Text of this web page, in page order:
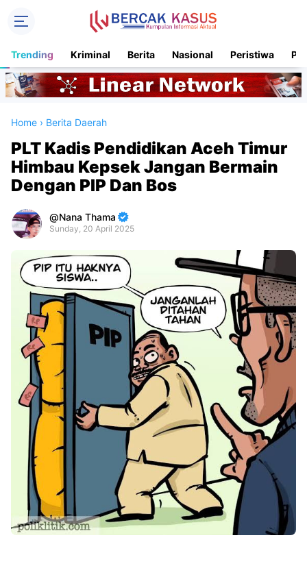
Trending Kriminal Berita Nasional Peristiwa
Home › Berita Daerah
PLT Kadis Pendidikan Aceh Timur
Himbau Kepsek Jangan Bermain
Dengan PIP Dan Bos
Nana Thama
Sunday, 20 April 2025